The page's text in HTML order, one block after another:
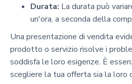
Durata: La durata può
un'ora, a seconda della
Una presentazione di vendita
prodotto o servizio risolve i
soddisfa le loro esigenze. È
scegliere la tua offerta sia la loro